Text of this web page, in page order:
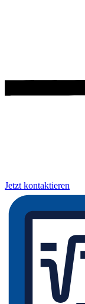
Jetzt kontaktieren